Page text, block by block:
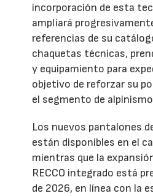
incorporación de esta
ampliará
referencias de su
chaquetas técnicas,
y equipamiento para
objetivo de reforzar su
el segmento de
Los nuevos pantalones
están disponibles en el
mientras que la
RECCO integrado está
de 2026, en línea con la